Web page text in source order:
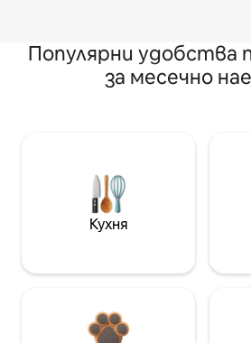
Популярни удобства
за месечно
Кухня